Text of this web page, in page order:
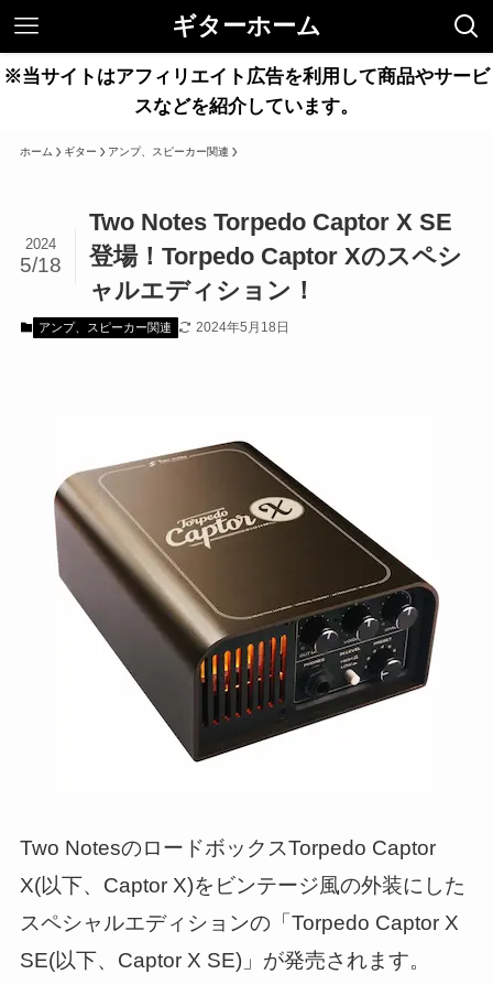
ギターホーム
※当サイトはアフィリエイト広告を利用して商品やサービ
スなどを紹介しています。
ホーム ギター アンプ、スピーカー関連
Two Notes Torpedo Captor X SE
登場！Torpedo Captor Xのスペシ
ャルエディション！
2024
5/18
アンプ、スピーカー関連 2024年5月18日
Two NotesのロードボックスTorpedo Captor
X(以下、Captor X)をビンテージ風の外装にした
スペシャルエディションの「Torpedo Captor X
SE(以下、Captor X SE)」が発売されます。